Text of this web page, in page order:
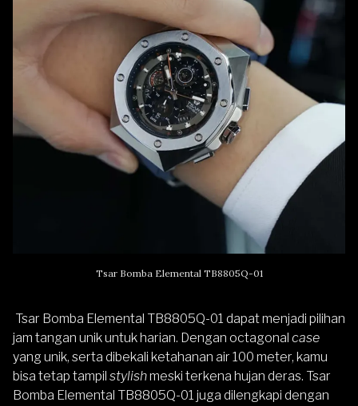
Tsar Bomba Elemental TB8805Q-01
Tsar Bomba Elemental TB8805Q-01 dapat menjadi pilihan
jam tangan unik untuk harian. Dengan octagonal case
yang unik, serta dibekali ketahanan air 100 meter, kamu
bisa tetap tampil stylishmeski terkena hujan deras. Tsar
Bomba Elemental TB8805Q-01 juga dilengkapi dengan